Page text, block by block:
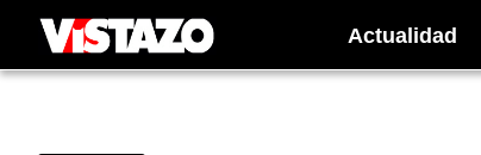
Actualidad